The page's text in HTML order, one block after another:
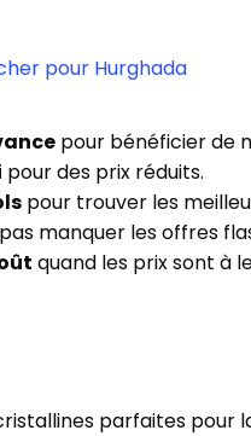
pour Hurghada
pour bénéficier de
pour des prix réduits.
pour trouver les
manquer les offres
quand les prix sont à
parfaites pour